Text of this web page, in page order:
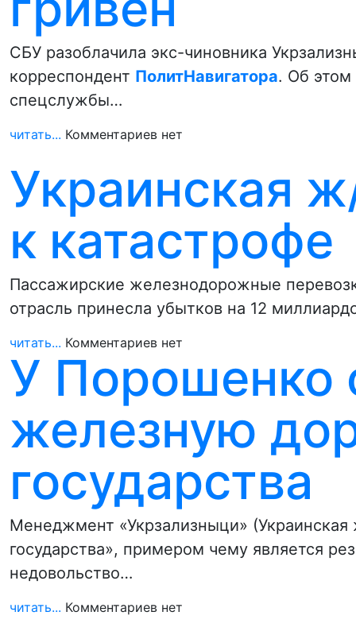
СБУ разоблачила экс-чиновника
корреспондент ПолитНавигатора. Об этом
спецслужбы…
читать... Комментариев нет
Украинская
к катастрофе
Пассажирские железнодорожные
отрасль принесла убытков на 12
читать... Комментариев нет
У Порошенко
железную
государства
Менеджмент «Укрзализныци»
государства», примером чему является
недовольство…
читать... Комментариев нет